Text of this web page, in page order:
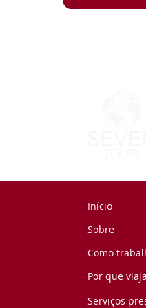
Início
Sobre
Como
Por que
Serviços